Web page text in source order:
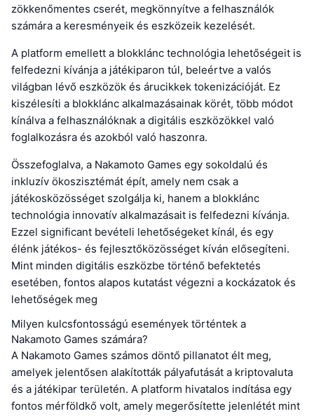
zökkenőmentes cserét, megkönnyítve a felhasználók
számára a keresményeik és eszközeik kezelését.
A platform emellett a blokklánc technológia lehetőségeit is
felfedezni kívánja a játékiparon túl, beleértve a valós
világban lévő eszközök és árucikkek tokenizációját. Ez
kiszélesíti a blokklánc alkalmazásainak körét, több módot
kínálva a felhasználóknak a digitális eszközökkel való
foglalkozásra és azokból való haszonra.
Összefoglalva, a Nakamoto Games egy sokoldalú és
inkluzív ökoszisztémát épít, amely nem csak a
játékosközösséget szolgálja ki, hanem a blokklánc
technológia innovatív alkalmazásait is felfedezni kívánja.
Ezzel significant bevételi lehetőségeket kínál, és egy
élénk játékos- és fejlesztőközösséget kíván elősegíteni.
Mint minden digitális eszközbe történő befektetés
esetében, fontos alapos kutatást végezni a kockázatok és
lehetőségek meg
Milyen kulcsfontosságú események történtek a
Nakamoto Games számára?
A Nakamoto Games számos döntő pillanatot élt meg,
amelyek jelentősen alakították pályafutását a kriptovaluta
és a játékipar területén. A platform hivatalos indítása egy
fontos mérföldkő volt, amely megerősítette jelenlétét mint